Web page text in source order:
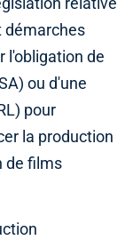
relative
démarches
l'obligation de
ou d'une
pour
la production
de films